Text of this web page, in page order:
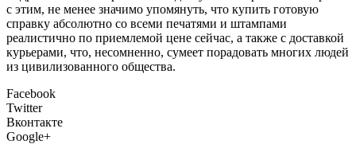
с этим, не менее значимо упомянуть, что купить готовую
справку абсолютно со всеми печатями и штампами
реалистично по приемлемой цене сейчас, а также с доставкой
курьерами, что, несомненно, сумеет порадовать многих людей
из цивилизованного общества.
Facebook
Twitter
Вконтакте
Google+